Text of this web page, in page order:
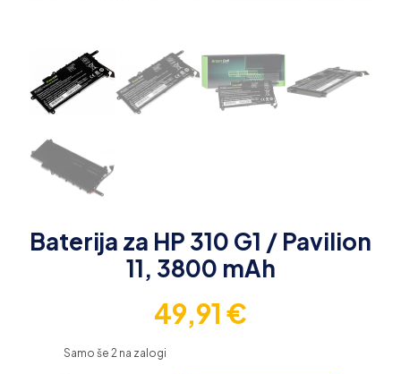
Baterija za HP 310 G1 / Pavilion
11, 3800 mAh
49,91 €
Samo še 2 na zalogi